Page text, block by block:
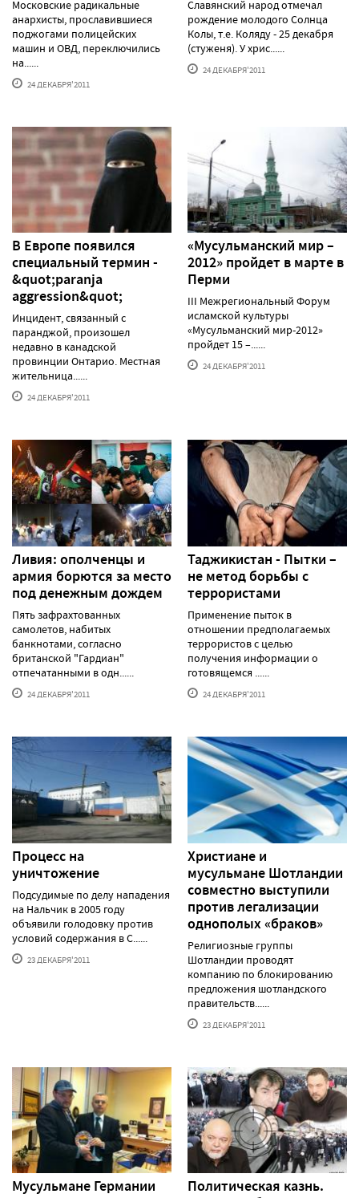
Московские радикальные
анархисты, прославившиеся
поджогами полицейских
машин и ОВД, переключились
на......
24 ДЕКАБРЯ'2011
Славянский народ отмечал
рождение молодого Солнца
Колы, т.е. Коляду - 25 декабря
(стуженя). У хрис......
24 ДЕКАБРЯ'2011
В Европе появился
специальный термин -
&quot;paranja
aggression&quot;
Инцидент, связанный с
паранджой, произошел
недавно в канадской
провинции Онтарио. Местная
жительница......
24 ДЕКАБРЯ'2011
«Мусульманский мир –
2012» пройдет в марте в
Перми
III Межрегиональный Форум
исламской культуры
«Мусульманский мир-2012»
пройдет 15 –......
24 ДЕКАБРЯ'2011
Ливия: ополченцы и
армия борются за место
под денежным дождем
Пять зафрахтованных
самолетов, набитых
банкнотами, согласно
британской "Гардиан"
отпечатанными в одн......
24 ДЕКАБРЯ'2011
Таджикистан - Пытки –
не метод борьбы с
террористами
Применение пыток в
отношении предполагаемых
террористов с целью
получения информации о
готовящемся ......
24 ДЕКАБРЯ'2011
Процесс на
уничтожение
Подсудимые по делу нападения
на Нальчик в 2005 году
объявили голодовку против
условий содержания в С......
23 ДЕКАБРЯ'2011
Христиане и
мусульмане Шотландии
совместно выступили
против легализации
однополых «браков»
Религиозные группы
Шотландии проводят
компанию по блокированию
предложения шотландского
правительств......
23 ДЕКАБРЯ'2011
Мусульмане Германии
Политическая казнь.